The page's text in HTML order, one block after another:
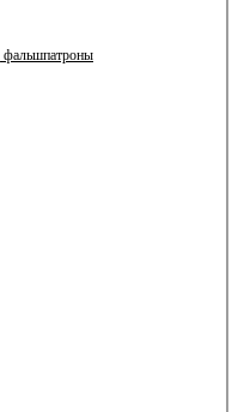
фальшпатроны